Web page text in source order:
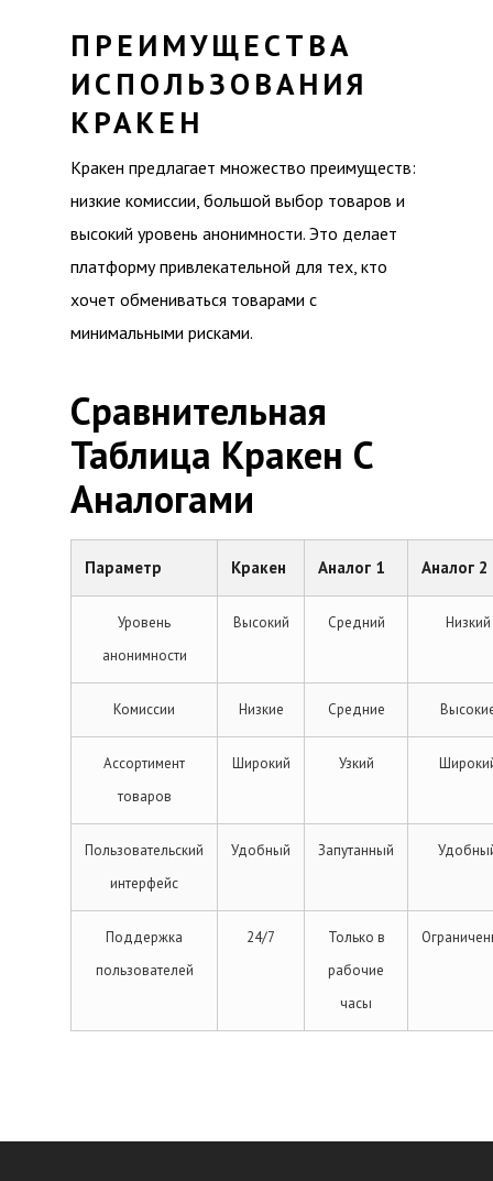
ПРЕИМУЩЕСТВА
ИСПОЛЬЗОВАНИЯ
КРАКЕН
Кракен предлагает множество преимуществ:
низкие комиссии, большой выбор товаров и
высокий уровень анонимности. Это делает
платформу привлекательной для тех, кто
хочет обмениваться товарами с
минимальными рисками.
Сравнительная
Таблица Кракен С
Аналогами
Параметр Кракен Аналог 1 Аналог 2
Уровень
анонимности
Высокий Средний Низкий
Комиссии Низкие Средние
Ассортимент
товаров
Широкий Узкий
Пользовательский
интерфейс
Удобный Запутанный
Поддержка
пользователей
24/7
Только в
рабочие
часы